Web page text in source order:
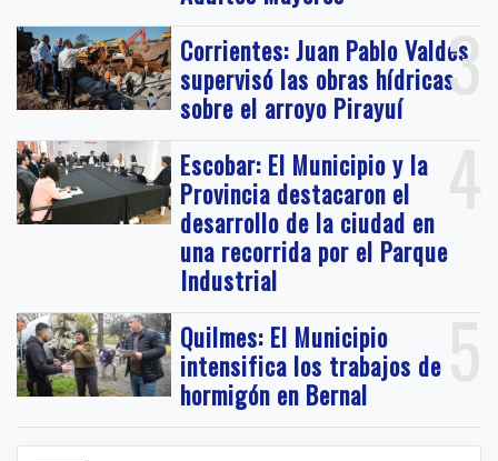
3
Corrientes: Juan Pablo Valdés
supervisó las obras hídricas
sobre el arroyo Pirayuí
4
Escobar: El Municipio y la
Provincia destacaron el
desarrollo de la ciudad en
una recorrida por el Parque
Industrial
5
Quilmes: El Municipio
intensifica los trabajos de
hormigón en Bernal